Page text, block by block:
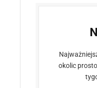
okolic